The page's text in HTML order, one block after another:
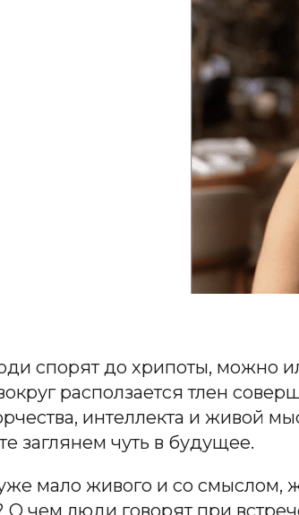
спорят до хрипоты, можно
расползается тлен
интеллекта и живой
заглянем чуть в будущее.
мало живого и со смыслом,
О чем люди говорят при